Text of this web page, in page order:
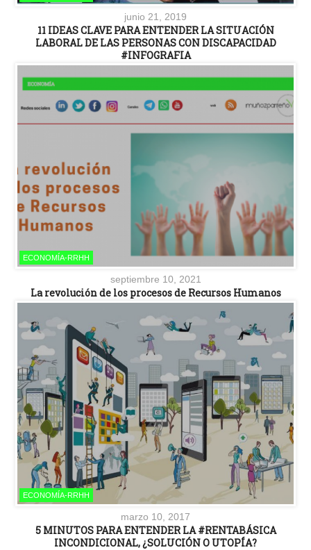
junio 21, 2019
11 IDEAS CLAVE PARA ENTENDER LA SITUACIÓN
LABORAL DE LAS PERSONAS CON DISCAPACIDAD
#INFOGRAFIA
ECONOMÍA-RRHH
septiembre 10, 2021
La revolución de los procesos de Recursos Humanos
ECONOMÍA-RRHH
marzo 10, 2017
5 MINUTOS PARA ENTENDER LA #RENTABÁSICA
INCONDICIONAL, ¿SOLUCIÓN O UTOPÍA?